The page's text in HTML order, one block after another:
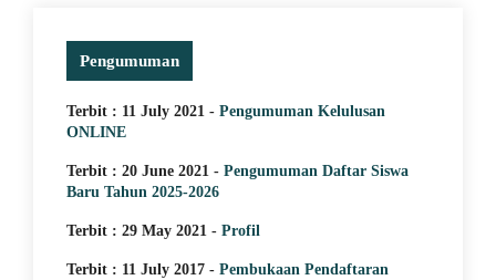
Pengumuman
Terbit : 11 July 2021 - Pengumuman Kelulusan
ONLINE
Terbit : 20 June 2021 - Pengumuman Daftar Siswa
Baru Tahun 2025-2026
Terbit : 29 May 2021 - Profil
Terbit : 11 July 2017 - Pembukaan Pendaftaran